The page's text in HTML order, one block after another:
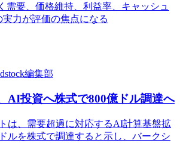
需要、価格維持、利益率、キャッシュ
力が評価の焦点になる
編集部
AI投資へ株式で800億ドル調達へ
は、需要超過に対応するAI計算基盤拡
ルを株式で調達すると示し、バークシ